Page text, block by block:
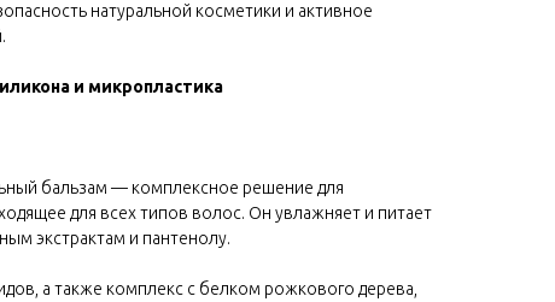
натуральной косметики и активное
и микропластика
бальзам — комплексное решение для
для всех типов волос. Он увлажняет и питает
экстрактам и пантенолу.
а также комплекс с белком рожкового дерева,